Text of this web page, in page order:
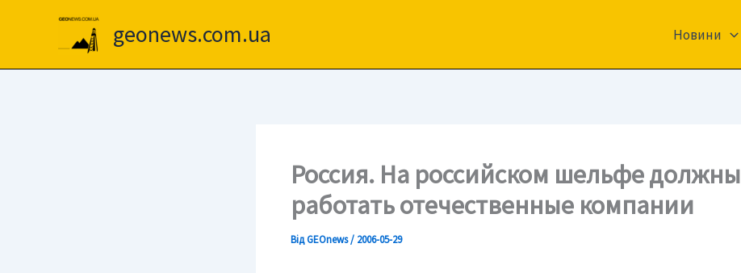
geonews.com.ua Новини
Россия. На российском шельфе должны
работать отечественные компании
ВідGEOnews/ 2006-05-29